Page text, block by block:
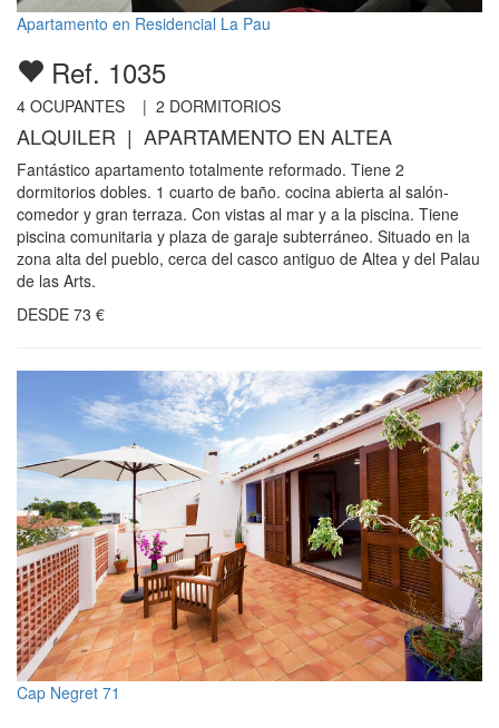
Apartamento en Residencial La Pau
Ref. 1035
4 OCUPANTES | 2 DORMITORIOS
ALQUILER | APARTAMENTO EN ALTEA
Fantástico apartamento totalmente reformado. Tiene 2
dormitorios dobles. 1 cuarto de baño. cocina abierta al salón-
comedor y gran terraza. Con vistas al mar y a la piscina. Tiene
piscina comunitaria y plaza de garaje subterráneo. Situado en la
zona alta del pueblo, cerca del casco antiguo de Altea y del Palau
de las Arts.
DESDE 73 €
Cap Negret 71